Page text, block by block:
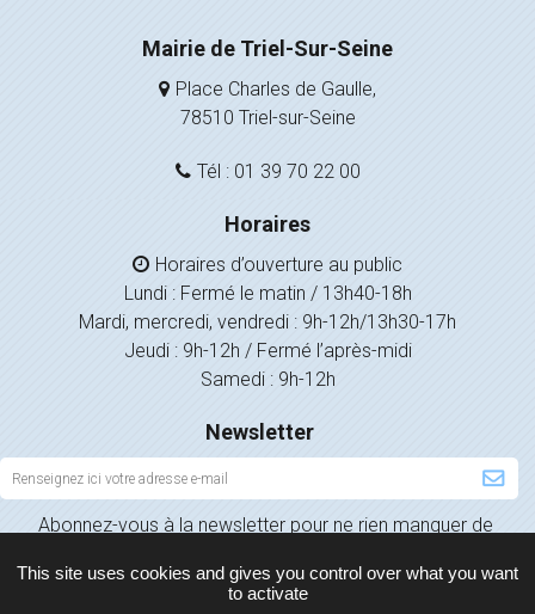
Mairie de Triel-Sur-Seine
Place Charles de Gaulle,
78510 Triel-sur-Seine
Tél : 01 39 70 22 00
Horaires
Horaires d’ouverture au public
Lundi : Fermé le matin / 13h40-18h
Mardi, mercredi, vendredi : 9h-12h/13h30-17h
Jeudi : 9h-12h / Fermé l’après-midi
Samedi : 9h-12h
Newsletter
Inscription
à
la
Abonnez-vous à la newsletter pour ne rien manquer de
This site uses cookies and gives you control over what you want
to activate